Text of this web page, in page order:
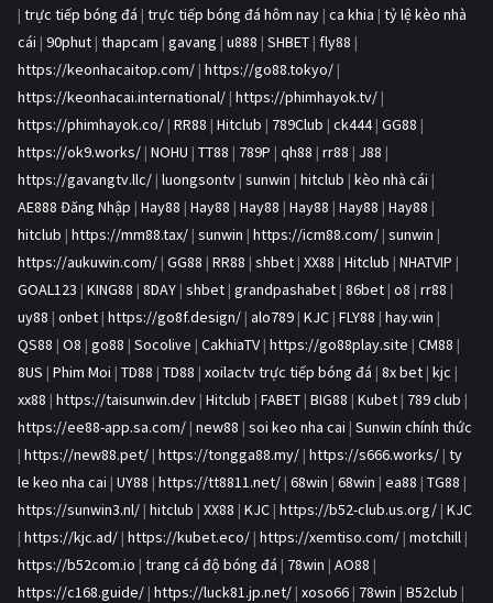
| trực tiếp bóng đá | trực tiếp bóng đá hôm nay | ca khia | tỷ lệ kèo nhà
cái | 90phut | thapcam | gavang | u888 | SHBET | fly88 |
https://keonhacaitop.com/ | https://go88.tokyo/ |
https://keonhacai.international/ | https://phimhayok.tv/ |
https://phimhayok.co/ | RR88 | Hitclub | 789Club | ck444| GG88 |
https://ok9.works/ | NOHU | TT88 | 789P | qh88 | rr88 | J88 |
https://gavangtv.llc/ | luongsontv | sunwin | hitclub | kèo nhà cái |
AE888 Đăng Nhập | Hay88 | Hay88 | Hay88 | Hay88 | Hay88 | Hay88 |
hitclub | https://mm88.tax/ | sunwin | https://icm88.com/ | sunwin |
https://aukuwin.com/ | GG88 | RR88 | shbet | XX88 | Hitclub | NHATVIP |
GOAL123 | KING88 | 8DAY | shbet | grandpashabet | 86bet | o8 | rr88 |
uy88 | onbet | https://go8f.design/ | alo789 | KJC | FLY88 | hay.win |
QS88 | O8 | go88 | Socolive | CakhiaTV | https://go88play.site | CM88 |
8US | Phim Moi | TD88 | TD88 | xoilactv trực tiếp bóng đá | 8x bet | kjc |
xx88 | https://taisunwin.dev | Hitclub | FABET | BIG88 | Kubet | 789 club |
https://ee88-app.sa.com/ | new88 | soi keo nha cai | Sunwin chính thức
| https://new88.pet/ | https://tongga88.my/ | https://s666.works/ | ty
le keo nha cai | UY88 | https://tt8811.net/ | 68win | 68win | ea88 | TG88 |
https://sunwin3.nl/ | hitclub | XX88 | KJC | https://b52-club.us.org/ | KJC
| https://kjc.ad/ | https://kubet.eco/ | https://xemtiso.com/ | motchill |
https://b52com.io | trang cá độ bóng đá | 78win | AO88 |
https://c168.guide/ | https://luck81.jp.net/ | xoso66 | 78win | B52club |